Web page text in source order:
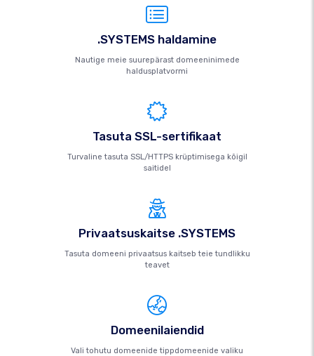
.SYSTEMS haldamine
Nautige meie suurepärast domeeninimede
haldusplatvormi
Tasuta SSL-sertifikaat
Turvaline tasuta SSL/HTTPS krüptimisega kõigil
saitidel
Privaatsuskaitse .SYSTEMS
Tasuta domeeni privaatsus kaitseb teie tundlikku
teavet
Domeenilaiendid
Vali tohutu domeenide tippdomeenide valiku